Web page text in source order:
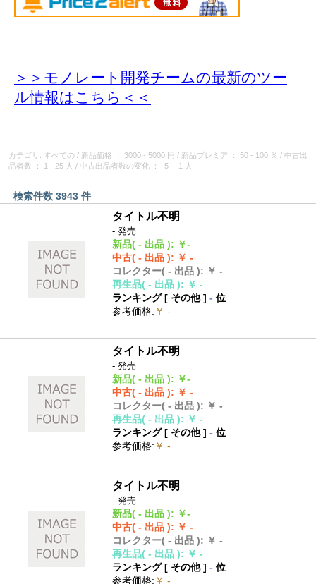
＞＞モノレート開発チームの最新のツー
ル情報はこちら＜＜
カテゴリ: すべての / 新品価格 ： 3000 - 5000 円 / 新品プレミア ： 50 - 100 ％ / 中古出
品者数
： 1 - 25 人 / 中古出品者数の変化 ： -5 - -1 人
検索件数 3943 件
タイトル不明
- 発売
新品( - 出品 ): ￥-
中古( - 出品 ): ￥ -
コレクター( - 出品 ): ￥ -
再生品( - 出品 ): ￥ -
ランキング [ その他]- 位
参考価格: ￥ -
タイトル不明
- 発売
新品( - 出品 ): ￥-
中古( - 出品 ): ￥ -
コレクター( - 出品 ): ￥ -
再生品( - 出品 ): ￥ -
ランキング [ その他]- 位
参考価格: ￥ -
タイトル不明
- 発売
新品( - 出品 ): ￥-
中古( - 出品 ): ￥ -
コレクター( - 出品 ): ￥ -
再生品( - 出品 ): ￥ -
ランキング [ その他]- 位
参考価格: ￥ -